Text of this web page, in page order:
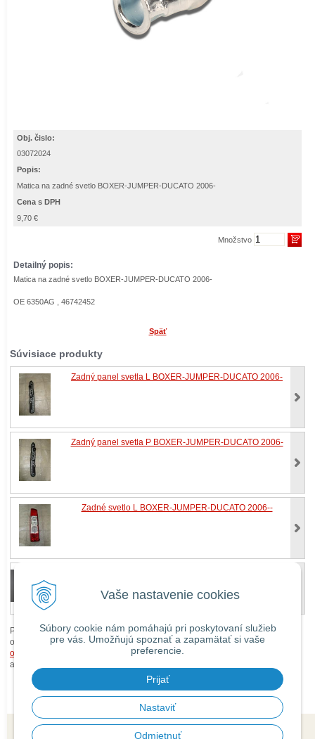
Vaše nastavenie cookies
Súbory cookie nám pomáhajú pri poskytovaní služieb
pre vás. Umožňujú spoznať a zapamätať si vaše
preferencie.
Prijať
Nastaviť
Odmietnuť
Obj. čislo:
03072024
Popis:
Matica na zadné svetlo BOXER-JUMPER-DUCATO 2006-
Cena s DPH
9,70 €
Množstvo
Detailný popis:
Matica na zadné svetlo BOXER-JUMPER-DUCATO 2006-
OE 6350AG , 46742452
Späť
Súvisiace produkty
Zadný panel svetla L BOXER-JUMPER-DUCATO 2006-
Zadný panel svetla P BOXER-JUMPER-DUCATO 2006-
Zadné svetlo L BOXER-JUMPER-DUCATO 2006--
Pri zaslaní tovaru mimo územia Slovenskej republiky budú ku každej
objednávke prirátanénáklady na dopravu mimo územia SR podľa
obchodných podmienok
. O cene Vás budeme vopred informovať telefonicky
alebo e-mailom.